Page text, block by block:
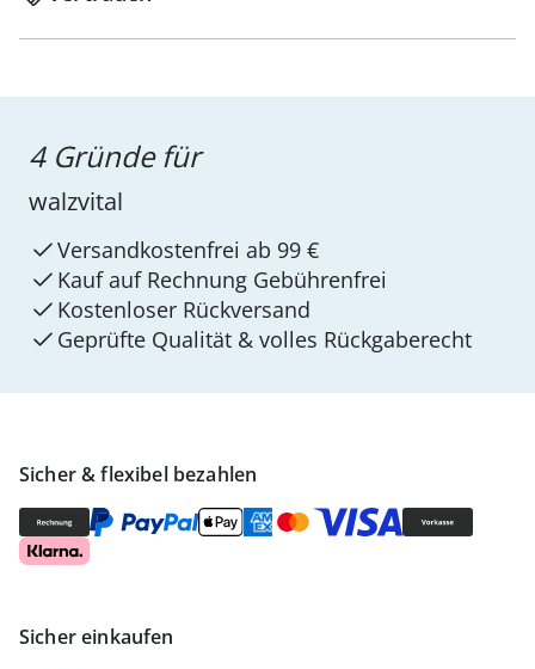
Sicher & flexibel bezahlen
Sicher einkaufen
4 Gründe für
walzvital
Versandkostenfrei ab 99 €
Kauf auf Rechnung Gebührenfrei
Kostenloser Rückversand
Geprüfte Qualität & volles Rückgaberecht